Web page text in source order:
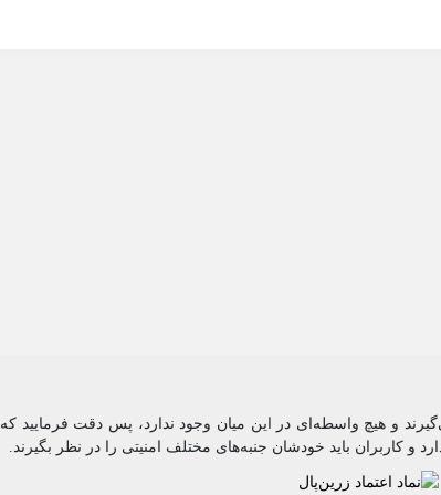
و هیچ واسطه‌ای در این میان وجود ندارد، پس دقت فرمایید که
و کاربران باید خودشان جنبه‌های مختلف امنیتی را در نظر بگیرند.